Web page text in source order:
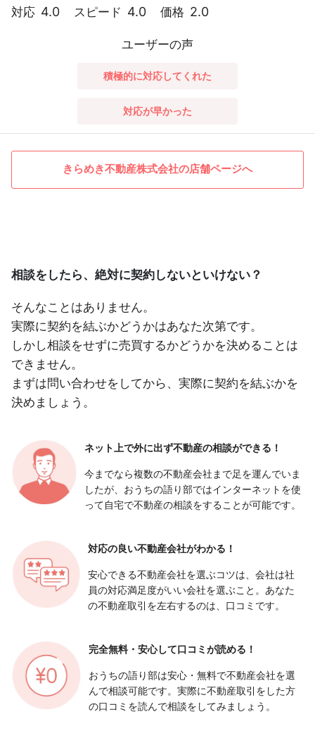
対応 4.0 スピード 4.0 価格 2.0
ユーザーの声
積極的に対応してくれた
対応が早かった
きらめき不動産株式会社の店舗ページへ
相談をしたら、絶対に契約しないといけない？
そんなことはありません。
実際に契約を結ぶかどうかはあなた次第です。
しかし相談をせずに売買するかどうかを決めることは
できません。
まずは問い合わせをしてから、実際に契約を結ぶかを
決めましょう。
ネット上で外に出ず不動産の相談ができる！
今までなら複数の不動産会社まで足を運んでいま
したが、おうちの語り部ではインターネットを使
って自宅で不動産の相談をすることが可能です。
対応の良い不動産会社がわかる！
安心できる不動産会社を選ぶコツは、会社は社
員の対応満足度がいい会社を選ぶこと。あなた
の不動産取引を左右するのは、口コミです。
完全無料・安心して口コミが読める！
おうちの語り部は安心・無料で不動産会社を選
んで相談可能です。実際に不動産取引をした方
の口コミを読んで相談をしてみましょう。